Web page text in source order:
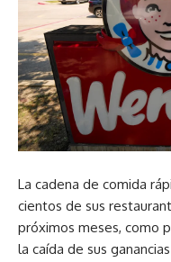
La cadena de comida
cientos de sus
próximos meses, como
la caída de sus